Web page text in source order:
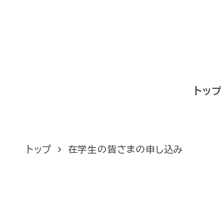
トップ
トップ 在学生の皆さまの申し込み